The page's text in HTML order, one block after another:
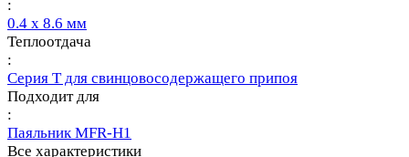
:
0.4 х 8.6 мм
Теплоотдача
:
Серия T для свинцовосодержащего припоя
Подходит для
:
Паяльник MFR-H1
Все характеристики